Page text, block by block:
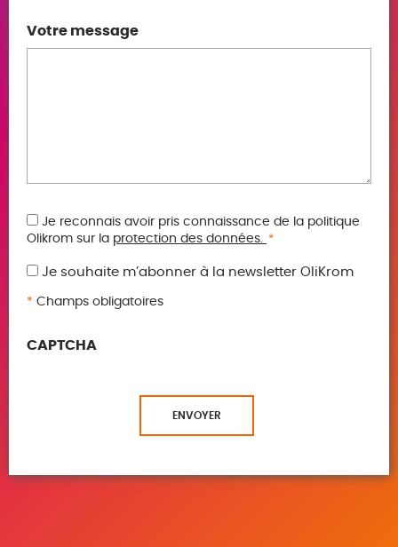
Votre message
RGPD
*
Je reconnais avoir pris connaissance de la politique
Olikrom sur la protection des données. *
Je souhaite m’abonner à la newsletter OliKrom
* Champs obligatoires
CAPTCHA
ENVOYER